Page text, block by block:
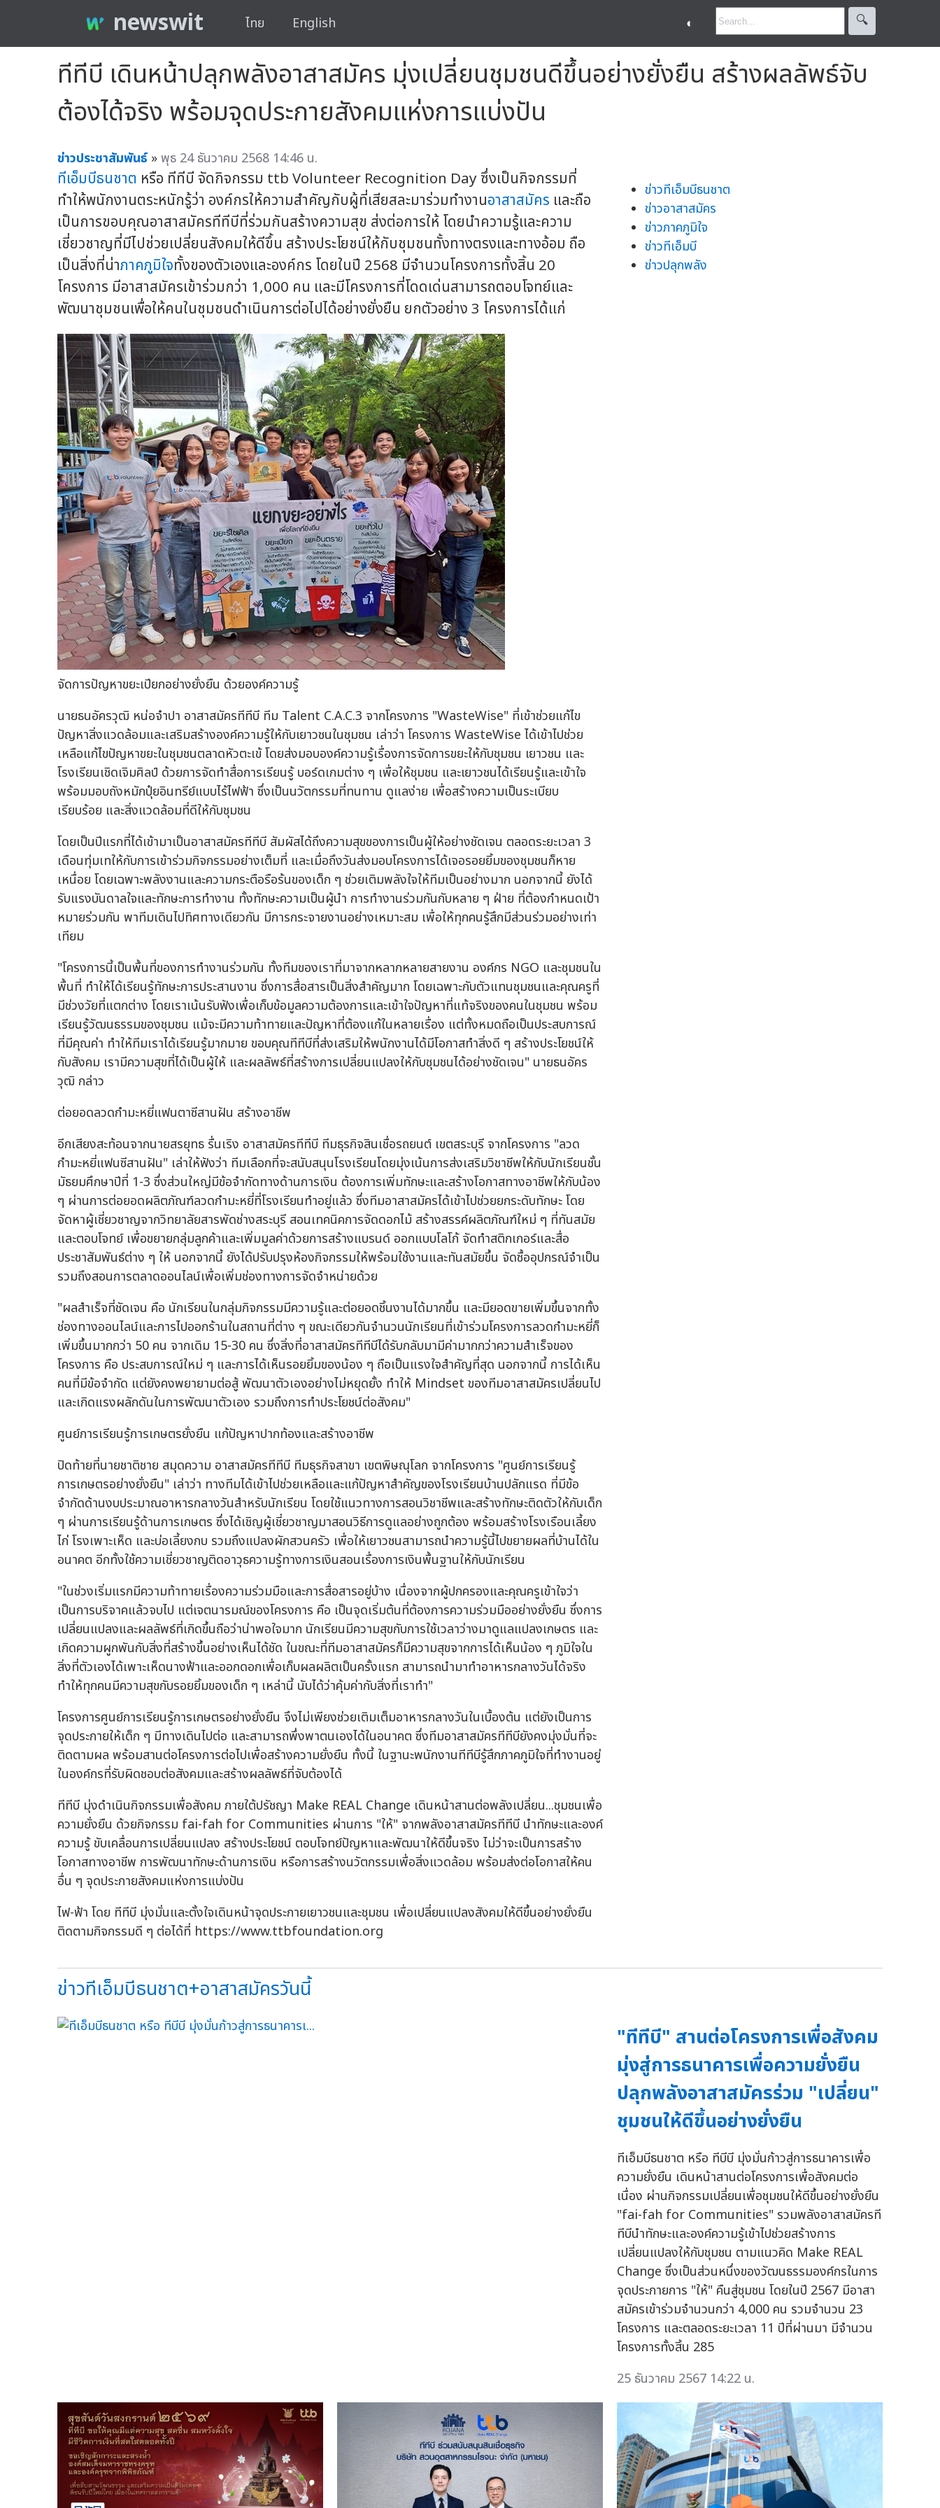
newswit ไทย English ◐ 🔍︎
ทีทีบี เดินหน้าปลุกพลังอาสาสมัคร มุ่งเปลี่ยนชุมชนดีขึ้นอย่างยั่งยืน สร้างผลลัพธ์จับ
ต้องได้จริง พร้อมจุดประกายสังคมแห่งการแบ่งปัน
ข่าวประชาสัมพันธ์ »พุธ 24 ธันวาคม 2568 14:46 น.
ทีเอ็มบีธนชาต หรือ ทีทีบี จัดกิจกรรม ttb Volunteer Recognition Day ซึ่งเป็นกิจกรรมที่
ทำให้พนักงานตระหนักรู้ว่า องค์กรให้ความสำคัญกับผู้ที่เสียสละมาร่วมทำงานอาสาสมัคร และถือ
เป็นการขอบคุณอาสาสมัครทีทีบีที่ร่วมกันสร้างความสุข ส่งต่อการให้ โดยนำความรู้และความ
เชี่ยวชาญที่มีไปช่วยเปลี่ยนสังคมให้ดีขึ้น สร้างประโยชน์ให้กับชุมชนทั้งทางตรงและทางอ้อม ถือ
เป็นสิ่งที่น่าภาคภูมิใจทั้งของตัวเองและองค์กร โดยในปี 2568 มีจำนวนโครงการทั้งสิ้น 20
โครงการ มีอาสาสมัครเข้าร่วมกว่า 1,000 คน และมีโครงการที่โดดเด่นสามารถตอบโจทย์และ
พัฒนาชุมชนเพื่อให้คนในชุมชนดำเนินการต่อไปได้อย่างยั่งยืน ยกตัวอย่าง 3 โครงการได้แก่
จัดการปัญหาขยะเปียกอย่างยั่งยืน ด้วยองค์ความรู้
นายธนอัครวุฒิ หน่อจำปา อาสาสมัครทีทีบี ทีม Talent C.A.C.3 จากโครงการ "WasteWise" ที่เข้าช่วยแก้ไข
ปัญหาสิ่งแวดล้อมและเสริมสร้างองค์ความรู้ให้กับเยาวชนในชุมชน เล่าว่า โครงการ WasteWise ได้เข้าไปช่วย
เหลือแก้ไขปัญหาขยะในชุมชนตลาดหัวตะเข้ โดยส่งมอบองค์ความรู้เรื่องการจัดการขยะให้กับชุมชน เยาวชน และ
โรงเรียนเชิดเจิมศิลป์ ด้วยการจัดทำสื่อการเรียนรู้ บอร์ดเกมต่าง ๆ เพื่อให้ชุมชน และเยาวชนได้เรียนรู้และเข้าใจ
พร้อมมอบถังหมักปุ๋ยอินทรีย์แบบไร้ไฟฟ้า ซึ่งเป็นนวัตกรรมที่ทนทาน ดูแลง่าย เพื่อสร้างความเป็นระเบียบ
เรียบร้อย และสิ่งแวดล้อมที่ดีให้กับชุมชน
โดยเป็นปีแรกที่ได้เข้ามาเป็นอาสาสมัครทีทีบี สัมผัสได้ถึงความสุขของการเป็นผู้ให้อย่างชัดเจน ตลอดระยะเวลา 3
เดือนทุ่มเทให้กับการเข้าร่วมกิจกรรมอย่างเต็มที่ และเมื่อถึงวันส่งมอบโครงการได้เจอรอยยิ้มของชุมชนก็หาย
เหนื่อย โดยเฉพาะพลังงานและความกระตือรือร้นของเด็ก ๆ ช่วยเติมพลังใจให้ทีมเป็นอย่างมาก นอกจากนี้ ยังได้
รับแรงบันดาลใจและทักษะการทำงาน ทั้งทักษะความเป็นผู้นำ การทำงานร่วมกันกับหลาย ๆ ฝ่าย ที่ต้องกำหนดเป้า
หมายร่วมกัน พาทีมเดินไปทิศทางเดียวกัน มีการกระจายงานอย่างเหมาะสม เพื่อให้ทุกคนรู้สึกมีส่วนร่วมอย่างเท่า
เทียม
"โครงการนี้เป็นพื้นที่ของการทำงานร่วมกัน ทั้งทีมของเราที่มาจากหลากหลายสายงาน องค์กร NGO และชุมชนใน
พื้นที่ ทำให้ได้เรียนรู้ทักษะการประสานงาน ซึ่งการสื่อสารเป็นสิ่งสำคัญมาก โดยเฉพาะกับตัวแทนชุมชนและคุณครูที่
มีช่วงวัยที่แตกต่าง โดยเราเน้นรับฟังเพื่อเก็บข้อมูลความต้องการและเข้าใจปัญหาที่แท้จริงของคนในชุมชน พร้อม
เรียนรู้วัฒนธรรมของชุมชน แม้จะมีความท้าทายและปัญหาที่ต้องแก้ในหลายเรื่อง แต่ทั้งหมดถือเป็นประสบการณ์
ที่มีคุณค่า ทำให้ทีมเราได้เรียนรู้มากมาย ขอบคุณทีทีบีที่ส่งเสริมให้พนักงานได้มีโอกาสทำสิ่งดี ๆ สร้างประโยชน์ให้
กับสังคม เรามีความสุขที่ได้เป็นผู้ให้ และผลลัพธ์ที่สร้างการเปลี่ยนแปลงให้กับชุมชนได้อย่างชัดเจน" นายธนอัคร
วุฒิ กล่าว
ต่อยอดลวดกำมะหยี่แฟนตาซีสานฝัน สร้างอาชีพ
อีกเสียงสะท้อนจากนายสรยุทธ รื่นเริง อาสาสมัครทีทีบี ทีมธุรกิจสินเชื่อรถยนต์ เขตสระบุรี จากโครงการ "ลวด
กำมะหยี่แฟนซีสานฝัน" เล่าให้ฟังว่า ทีมเลือกที่จะสนับสนุนโรงเรียนโดยมุ่งเน้นการส่งเสริมวิชาชีพให้กับนักเรียนชั้น
มัธยมศึกษาปีที่ 1-3 ซึ่งส่วนใหญ่มีข้อจำกัดทางด้านการเงิน ต้องการเพิ่มทักษะและสร้างโอกาสทางอาชีพให้กับน้อง
ๆ ผ่านการต่อยอดผลิตภัณฑ์ลวดกำมะหยี่ที่โรงเรียนทำอยู่แล้ว ซึ่งทีมอาสาสมัครได้เข้าไปช่วยยกระดับทักษะ โดย
จัดหาผู้เชี่ยวชาญจากวิทยาลัยสารพัดช่างสระบุรี สอนเทคนิคการจัดดอกไม้ สร้างสรรค์ผลิตภัณฑ์ใหม่ ๆ ที่ทันสมัย
และตอบโจทย์ เพื่อขยายกลุ่มลูกค้าและเพิ่มมูลค่าด้วยการสร้างแบรนด์ ออกแบบโลโก้ จัดทำสติกเกอร์และสื่อ
ประชาสัมพันธ์ต่าง ๆ ให้ นอกจากนี้ ยังได้ปรับปรุงห้องกิจกรรมให้พร้อมใช้งานและทันสมัยขึ้น จัดซื้ออุปกรณ์จำเป็น
รวมถึงสอนการตลาดออนไลน์เพื่อเพิ่มช่องทางการจัดจำหน่ายด้วย
"ผลสำเร็จที่ชัดเจน คือ นักเรียนในกลุ่มกิจกรรมมีความรู้และต่อยอดชิ้นงานได้มากขึ้น และมียอดขายเพิ่มขึ้นจากทั้ง
ช่องทางออนไลน์และการไปออกร้านในสถานที่ต่าง ๆ ขณะเดียวกันจำนวนนักเรียนที่เข้าร่วมโครงการลวดกำมะหยี่ก็
เพิ่มขึ้นมากกว่า 50 คน จากเดิม 15-30 คน ซึ่งสิ่งที่อาสาสมัครทีทีบีได้รับกลับมามีค่ามากกว่าความสำเร็จของ
โครงการ คือ ประสบการณ์ใหม่ ๆ และการได้เห็นรอยยิ้มของน้อง ๆ ถือเป็นแรงใจสำคัญที่สุด นอกจากนี้ การได้เห็น
คนที่มีข้อจำกัด แต่ยังคงพยายามต่อสู้ พัฒนาตัวเองอย่างไม่หยุดยั้ง ทำให้ Mindset ของทีมอาสาสมัครเปลี่ยนไป
และเกิดแรงผลักดันในการพัฒนาตัวเอง รวมถึงการทำประโยชน์ต่อสังคม"
ศูนย์การเรียนรู้การเกษตรยั่งยืน แก้ปัญหาปากท้องและสร้างอาชีพ
ปิดท้ายที่นายชาติชาย สมุดความ อาสาสมัครทีทีบี ทีมธุรกิจสาขา เขตพิษณุโลก จากโครงการ "ศูนย์การเรียนรู้
การเกษตรอย่างยั่งยืน" เล่าว่า ทางทีมได้เข้าไปช่วยเหลือและแก้ปัญหาสำคัญของโรงเรียนบ้านปลักแรด ที่มีข้อ
จำกัดด้านงบประมาณอาหารกลางวันสำหรับนักเรียน โดยใช้แนวทางการสอนวิชาชีพและสร้างทักษะติดตัวให้กับเด็ก
ๆ ผ่านการเรียนรู้ด้านการเกษตร ซึ่งได้เชิญผู้เชี่ยวชาญมาสอนวิธีการดูแลอย่างถูกต้อง พร้อมสร้างโรงเรือนเลี้ยง
ไก่ โรงเพาะเห็ด และบ่อเลี้ยงกบ รวมถึงแปลงผักสวนครัว เพื่อให้เยาวชนสามารถนำความรู้นี้ไปขยายผลที่บ้านได้ใน
อนาคต อีกทั้งใช้ความเชี่ยวชาญติดอาวุธความรู้ทางการเงินสอนเรื่องการเงินพื้นฐานให้กับนักเรียน
"ในช่วงเริ่มแรกมีความท้าทายเรื่องความร่วมมือและการสื่อสารอยู่บ้าง เนื่องจากผู้ปกครองและคุณครูเข้าใจว่า
เป็นการบริจาคแล้วจบไป แต่เจตนารมณ์ของโครงการ คือ เป็นจุดเริ่มต้นที่ต้องการความร่วมมืออย่างยั่งยืน ซึ่งการ
เปลี่ยนแปลงและผลลัพธ์ที่เกิดขึ้นถือว่าน่าพอใจมาก นักเรียนมีความสุขกับการใช้เวลาว่างมาดูแลแปลงเกษตร และ
เกิดความผูกพันกับสิ่งที่สร้างขึ้นอย่างเห็นได้ชัด ในขณะที่ทีมอาสาสมัครก็มีความสุขจากการได้เห็นน้อง ๆ ภูมิใจใน
สิ่งที่ตัวเองได้เพาะเห็ดนางฟ้าและออกดอกเพื่อเก็บผลผลิตเป็นครั้งแรก สามารถนำมาทำอาหารกลางวันได้จริง
ทำให้ทุกคนมีความสุขกับรอยยิ้มของเด็ก ๆ เหล่านี้ นับได้ว่าคุ้มค่ากับสิ่งที่เราทำ"
โครงการศูนย์การเรียนรู้การเกษตรอย่างยั่งยืน จึงไม่เพียงช่วยเติมเต็มอาหารกลางวันในเบื้องต้น แต่ยังเป็นการ
จุดประกายให้เด็ก ๆ มีทางเดินไปต่อ และสามารถพึ่งพาตนเองได้ในอนาคต ซึ่งทีมอาสาสมัครทีทีบียังคงมุ่งมั่นที่จะ
ติดตามผล พร้อมสานต่อโครงการต่อไปเพื่อสร้างความยั่งยืน ทั้งนี้ ในฐานะพนักงานทีทีบีรู้สึกภาคภูมิใจที่ทำงานอยู่
ในองค์กรที่รับผิดชอบต่อสังคมและสร้างผลลัพธ์ที่จับต้องได้
ทีทีบี มุ่งดำเนินกิจกรรมเพื่อสังคม ภายใต้ปรัชญา Make REAL Change เดินหน้าสานต่อพลังเปลี่ยน...ชุมชนเพื่อ
ความยั่งยืน ด้วยกิจกรรม fai-fah for Communities ผ่านการ "ให้" จากพลังอาสาสมัครทีทีบี นำทักษะและองค์
ความรู้ ขับเคลื่อนการเปลี่ยนแปลง สร้างประโยชน์ ตอบโจทย์ปัญหาและพัฒนาให้ดีขึ้นจริง ไม่ว่าจะเป็นการสร้าง
โอกาสทางอาชีพ การพัฒนาทักษะด้านการเงิน หรือการสร้างนวัตกรรมเพื่อสิ่งแวดล้อม พร้อมส่งต่อโอกาสให้คน
อื่น ๆ จุดประกายสังคมแห่งการแบ่งปัน
ไฟ-ฟ้า โดย ทีทีบี มุ่งมั่นและตั้งใจเดินหน้าจุดประกายเยาวชนและชุมชน เพื่อเปลี่ยนแปลงสังคมให้ดีขึ้นอย่างยั่งยืน
ติดตามกิจกรรมดี ๆ ต่อได้ที่ https://www.ttbfoundation.org
ข่าวทีเอ็มบีธนชาต
ข่าวอาสาสมัคร
ข่าวภาคภูมิใจ
ข่าวทีเอ็มบี
ข่าวปลุกพลัง
ข่าวทีเอ็มบีธนชาต+อาสาสมัครวันนี้
"ทีทีบี" สานต่อโครงการเพื่อสังคม
มุ่งสู่การธนาคารเพื่อความยั่งยืน
ปลุกพลังอาสาสมัครร่วม "เปลี่ยน"
ชุมชนให้ดีขึ้นอย่างยั่งยืน
ทีเอ็มบีธนชาต หรือ ทีบีบี มุ่งมั่นก้าวสู่การธนาคารเพื่อ
ความยั่งยืน เดินหน้าสานต่อโครงการเพื่อสังคมต่อ
เนื่อง ผ่านกิจกรรมเปลี่ยนเพื่อชุมชนให้ดีขึ้นอย่างยั่งยืน
"fai-fah for Communities" รวมพลังอาสาสมัครที
ทีบีนำทักษะและองค์ความรู้เข้าไปช่วยสร้างการ
เปลี่ยนแปลงให้กับชุมชน ตามแนวคิด Make REAL
Change ซึ่งเป็นส่วนหนึ่งของวัฒนธรรมองค์กรในการ
จุดประกายการ "ให้" คืนสู่ชุมชน โดยในปี 2567 มีอาสา
สมัครเข้าร่วมจำนวนกว่า 4,000 คน รวมจำนวน 23
โครงการ และตลอดระยะเวลา 11 ปีที่ผ่านมา มีจำนวน
โครงการทั้งสิ้น 285
25 ธันวาคม 2567 14:22 น.